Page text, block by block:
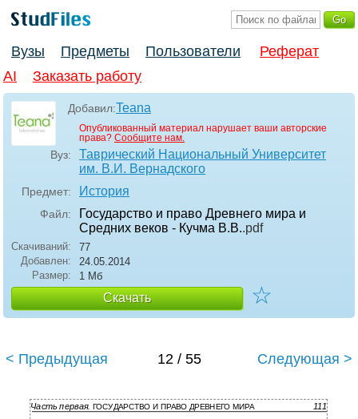
Вузы Предметы Пользователи
Реферат
AI
Заказать работу
Добавил:Teana
Опубликованный материал нарушает ваши авторские
права? Сообщите нам.
Вуз:
Таврический Национальный Университет
им. В.И. Вернадского
Предмет: История
Файл:
Государство и право Древнего мира и
Средних веков - Кучма В.В..pdf
Скачиваний:
77
Добавлен:
24.05.2014
Размер:
1 Мб
Скачать ☆
< Предыдущая 12 / 55 Следующая >
Часть первая. ГОСУДАРСТВО И ПРАВО ДРЕВНЕГО МИРА 111